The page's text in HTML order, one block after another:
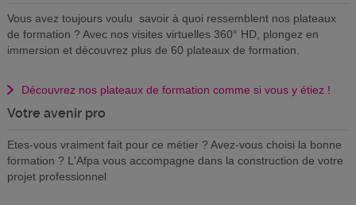
Vous avez toujours voulu savoir à quoi ressemblent nos plateaux
de formation ? Avec nos visites virtuelles 360° HD, plongez en
immersion et découvrez plus de 60 plateaux de formation.
Découvrez nos plateaux de formation comme si vous y étiez !
Votre avenir pro
Etes-vous vraiment fait pour ce métier ? Avez-vous choisi la bonne
formation ? L'Afpa vous accompagne dans la construction de votre
projet professionnel